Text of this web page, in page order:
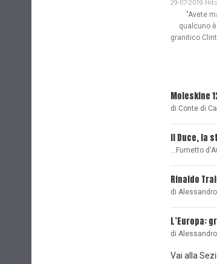
29-07-2019
"Avete
qualcuno
granitico
Moleskine
di Conte di
Il Duce, la
...Fumetto
Rinaldo
di
L’Europa:
di
Vai alla